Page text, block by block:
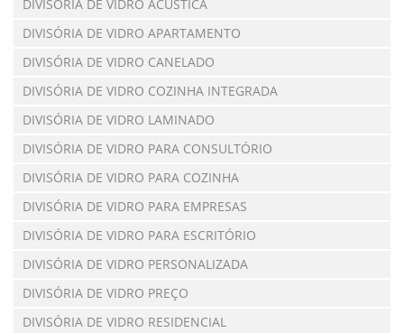
DIVISÓRIA DE VIDRO ACÚSTICA
DIVISÓRIA DE VIDRO APARTAMENTO
DIVISÓRIA DE VIDRO CANELADO
DIVISÓRIA DE VIDRO COZINHA INTEGRADA
DIVISÓRIA DE VIDRO LAMINADO
DIVISÓRIA DE VIDRO PARA CONSULTÓRIO
DIVISÓRIA DE VIDRO PARA COZINHA
DIVISÓRIA DE VIDRO PARA EMPRESAS
DIVISÓRIA DE VIDRO PARA ESCRITÓRIO
DIVISÓRIA DE VIDRO PERSONALIZADA
DIVISÓRIA DE VIDRO PREÇO
DIVISÓRIA DE VIDRO RESIDENCIAL